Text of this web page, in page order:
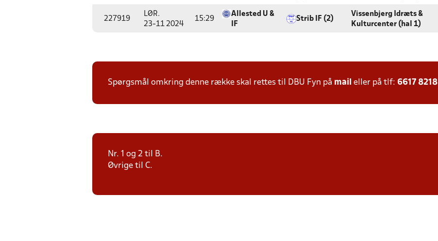
227919
LØR.
23-11 2024
15:29
Allested U &
IF
Strib IF (2)
Vissenbjerg Idræts &
Kulturcenter (hal 1)
Spørgsmål omkring denne række skal rettes til DBU Fyn på mail eller på tlf: 6617 8218
Nr. 1 og 2 til B.
Øvrige til C.